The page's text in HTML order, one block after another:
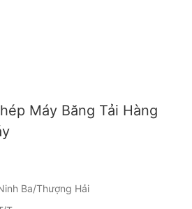
Máy Băng Tải Hàng
Ba/Thượng Hải